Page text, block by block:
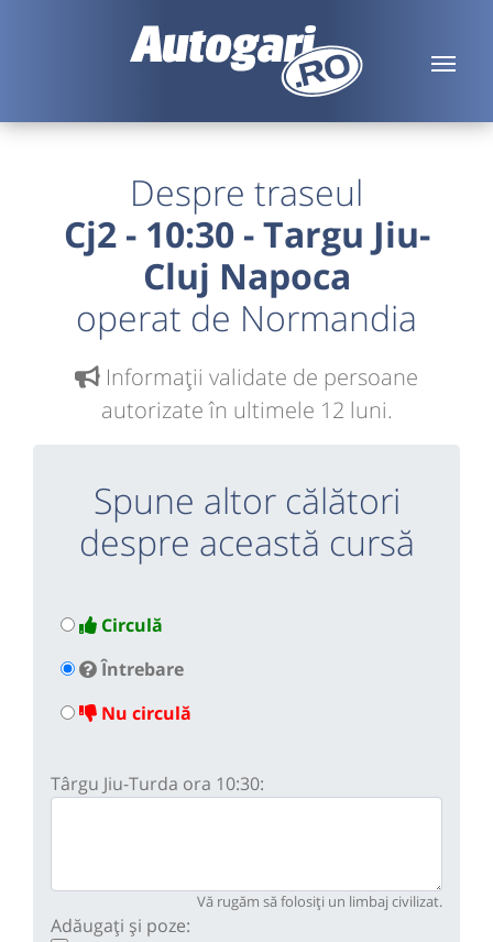
Despre traseul
Cj2 - 10:30 - Targu Jiu-
Cluj Napoca
operat de Normandia
Informaţii validate de persoane
autorizate în ultimele 12 luni.
Spune altor călători
despre această cursă
Circulă
Întrebare
Nu circulă
Târgu Jiu-Turda ora 10:30:
Vă rugăm să folosiți un limbaj civilizat.
Adăugați și poze: